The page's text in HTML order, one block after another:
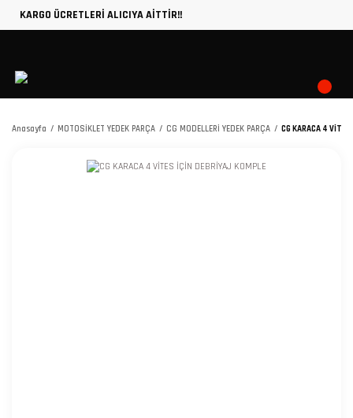
KARGO ÜCRETLERİ ALICIYA AİTTİR!!
Anasayfa MOTOSİKLET YEDEK PARÇA CG MODELLERİ YEDEK PARÇA CG KARACA 4